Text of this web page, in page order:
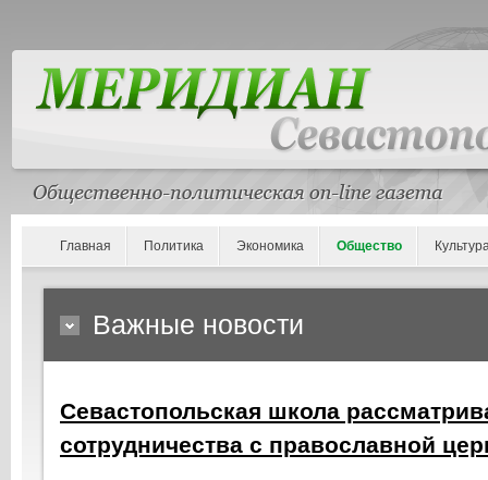
Главная Политика Экономика Общество
Важные новости
Севастопольская школа
сотрудничества с православной